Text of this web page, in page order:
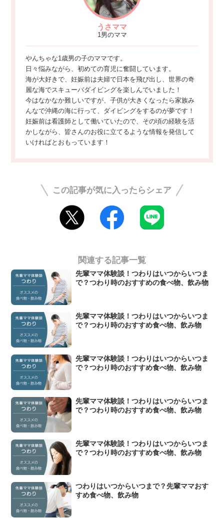
うさママ
1男のママ
やんちゃな1歳男の子のママです。
日々悩みながら、初めての育児に奮闘しています。
海が大好きで、妊娠前は夫婦で日本を飛び出し、世界の奇
麗な海でスキューバダイビングを楽しんでいました！
今はなかなか難しいですが、子供が大きくなったら家族み
んなで沖縄の海に行って、ダイビングをするのが夢です！
妊娠前は看護師として働いていたので、その頃の経験を活
かしながら、皆さんのお役に立てるような情報を発信して
いければとおもっています！
この記事が気に入ったらシェア
関連する記事一覧
先輩ママ体験談！つわりはいつからいつま
で？つわり時のおすすめの食べ物、飲み物
先輩ママ体験談！つわりはいつからいつま
で？つわり時のおすすめ食べ物、飲み物
先輩ママ体験談！つわりはいつからいつま
で？つわり時のおすすめ食べ物、飲み物
先輩ママ体験談！つわりはいつからいつま
で？つわり時のおすすめ食べ物、飲み物
先輩ママ体験談！つわりはいつからいつま
で？つわり時のおすすめ食べ物、飲み物
つわりはいつからいつまで？先輩ママおす
すめ食べ物、飲み物